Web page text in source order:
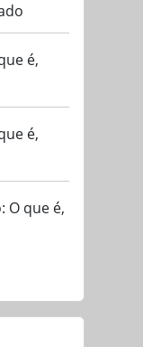
é,
é,
O que é,